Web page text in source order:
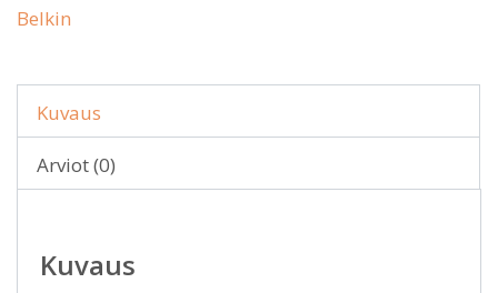
Belkin
Kuvaus
Arviot (0)
Kuvaus